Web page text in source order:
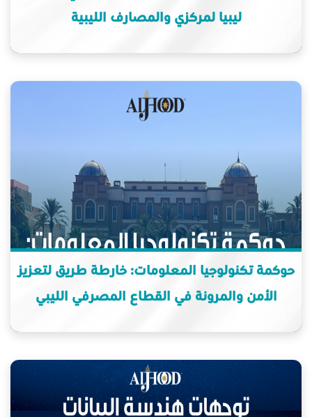
ليبيا لمركزي والمصارف الليبية
حوكمة تكنولوجيا المعلومات: خارطة طريق لتعزيز
الأمن والمرونة في القطاع المصرفي الليبي